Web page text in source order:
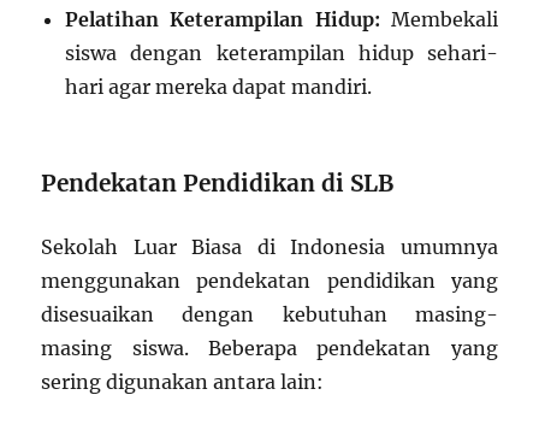
Pelatihan Keterampilan Hidup: Membekali
siswa dengan keterampilan hidup sehari-
hari agar mereka dapat mandiri.
Pendekatan Pendidikan di SLB
Sekolah Luar Biasa di Indonesia umumnya
menggunakan pendekatan pendidikan yang
disesuaikan dengan kebutuhan masing-
masing siswa. Beberapa pendekatan yang
sering digunakan antara lain: